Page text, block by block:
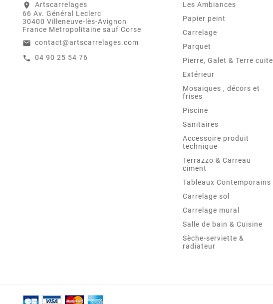
location_on
Artscarrelages
66 Av. Général Leclerc
30400 Villeneuve-lès-Avignon
France Metropolitaine sauf Corse
email contact@artscarrelages.com
call 04 90 25 54 76
Les Ambiances
Papier peint
Carrelage
Parquet
Pierre, Galet & Terre cuite
Extérieur
Mosaiques , décors et
frises
Piscine
Sanitaires
Accessoire produit
technique
Terrazzo & Carreau
ciment
Tableaux Contemporains
Carrelage sol
Carrelage mural
Salle de bain & Cuisine
Sèche-serviette &
radiateur